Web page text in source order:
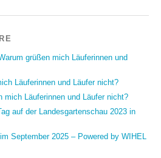
grüßen mich Läuferinnen und
Läuferinnen und Läufer nicht?
mich Läuferinnen und Läufer nicht?
auf der Landesgartenschau 2023 in
September 2025 – Powered by WIHEL